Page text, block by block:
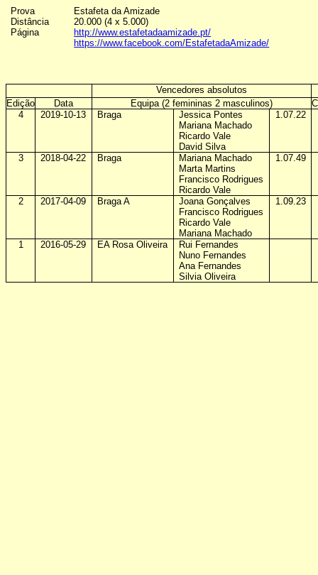
Prova
Estafeta da Amizade
Distância
20.000 (4 x 5.000)
Página
http://www.estafetadaamizade.pt/
https://www.facebook.com/EstafetadaAmizade/
Vencedores absolutos
Edição
Data Equipa (2 femininas 2 masculinos)
4
2019-10-13 Braga Jessica Pontes
1.07.22
Mariana Machado
Ricardo Vale
David Silva
3
2018-04-22 Braga Mariana Machado
1.07.49
Marta Martins
Francisco Rodrigues
Ricardo Vale
2
2017-04-09 Braga A Joana Gonçalves
1.09.23
Francisco Rodrigues
Ricardo Vale
Mariana Machado
1
2016-05-29 EA Rosa Oliveira
Rui Fernandes
Nuno Fernandes
Ana Fernandes
Silvia Oliveira